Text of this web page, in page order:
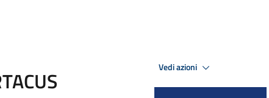
Vedi azioni